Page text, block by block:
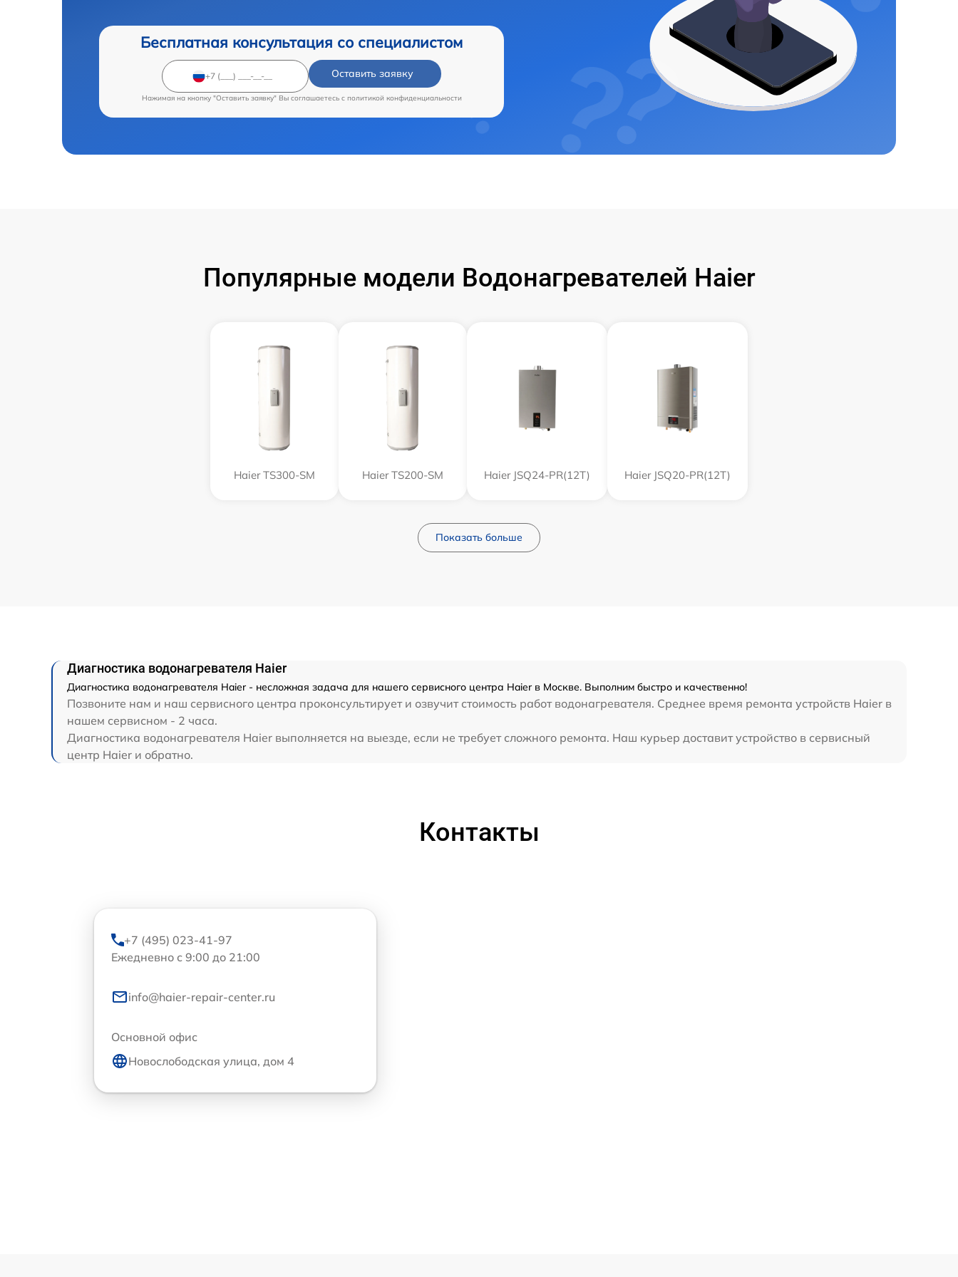
Бесплатная консультация со специалистом
Оставить заявку
Нажимая на кнопку "Оставить заявку" Вы соглашаетесь c политикой конфиденциальности
Популярные модели Водонагревателей Haier
Haier TS300-SM Haier TS200-SM Haier JSQ24-PR(12T) Haier JSQ20-PR(12T)
Показать больше
Диагностика водонагревателя Haier
Диагностика водонагревателя Haier - несложная задача для нашего сервисного центра Haier в Москве. Выполним быстро и качественно!
Позвоните нам и наш сервисного центра проконсультирует и озвучит стоимость работ водонагревателя. Среднее время ремонта устройств Haier в
нашем сервисном - 2 часа.
Диагностика водонагревателя Haier выполняется на выезде, если не требует сложного ремонта. Наш курьер доставит устройство в сервисный
центр Haier и обратно.
Контакты
+7 (495) 023-41-97
Ежедневно с 9:00 до 21:00
info@haier-repair-center.ru
Основной офис
Новослободская улица, дом 4